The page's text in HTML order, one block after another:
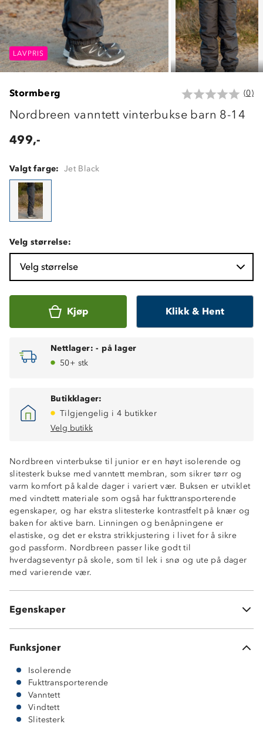
LAVPRIS LAVPRIS
LAVPRIS
Stormberg (0)
Nordbreen vanntett vinterbukse barn 8-14
499,-
Valgt farge: Jet Black
Velg størrelse:
Velg størrelse
Kjøp Klikk & Hent
Nettlager: - på lager
50+ stk
Butikklager:
Tilgjengelig i 4 butikker
Velg butikk
Nordbreen vinterbukse til junior er en høyt isolerende og
slitesterk bukse med vanntett membran, som sikrer tørr og
varm komfort på kalde dager i variert vær. Buksen er utviklet
med vindtett materiale som også har fukttransporterende
egenskaper, og har ekstra slitesterke kontrastfelt på knær og
baken for aktive barn. Linningen og benåpningene er
elastiske, og det er ekstra strikkjustering i livet for å sikre
god passform. Nordbreen passer like godt til
hverdagseventyr på skole, som til lek i snø og ute på dager
med varierende vær.
Egenskaper
Høy isoleringsevne
Vanntett (15 000 mm vannsøyle)
Fukttransporterende (5 000 g/m2/24t)
Vindtett
TPU-membran
2-lags skall
Slitesterk kontrastfelt på knær og baken
Elastisk linning med strikkjustering
Buksen har ingen lommer
Funksjoner
Isolerende
Fukttransporterende
Vanntett
Vindtett
Slitesterk